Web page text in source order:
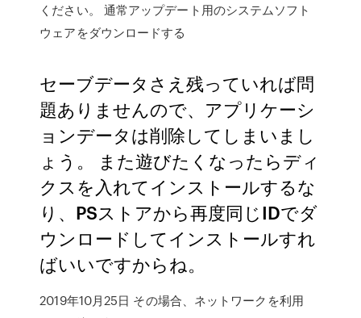
ください。 通常アップデート用のシステムソフト
ウェアをダウンロードする
セーブデータさえ残っていれば問
題ありませんので、アプリケーシ
ョンデータは削除してしまいまし
ょう。 また遊びたくなったらディ
クスを入れてインストールするな
り、PSストアから再度同じIDでダ
ウンロードしてインストールすれ
ばいいですからね。
2019年10月25日 その場合、ネットワークを利用